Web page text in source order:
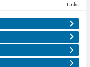
Links